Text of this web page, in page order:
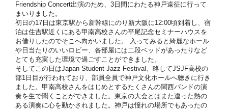
Friendship Concert出演のため、3日間にわたる神戸遠征に行って
まいりました。
初日の17日は東京駅から新幹線にのり新大阪に12:00頃到着し、宿
泊は住吉駅近くにある甲南高校さんの平尾記念セミナーハウスを
お借りしたのでそこへ向かいました。 入ってみると綺麗なホール
や日当たりのいいロビー、各部屋には二段ベッドがあったりなど
とても充実した環境で過ごすことができました。
そしてこの日はJapan Student Jazz Festival、略してJSJF高校の
部1日目が行われており、部員全員で神戸文化ホールへ聴きに行き
ました。甲南高校さんをはじめとするたくさんの関西バンドの演
奏を生で聞くことができました。東京の大会とはまた違った熱の
ある演奏に心を動かされました。神戸は憧れの場所でもあったの